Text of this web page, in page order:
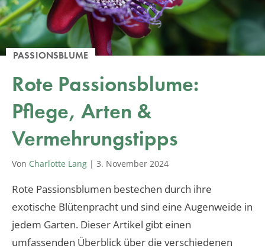
PASSIONSBLUME
Rote Passionsblume:
Pflege, Arten &
Vermehrungstipps
Von Charlotte Lang | 3. November 2024
Rote Passionsblumen bestechen durch ihre
exotische Blütenpracht und sind eine Augenweide in
jedem Garten. Dieser Artikel gibt einen
umfassenden Überblick über die verschiedenen